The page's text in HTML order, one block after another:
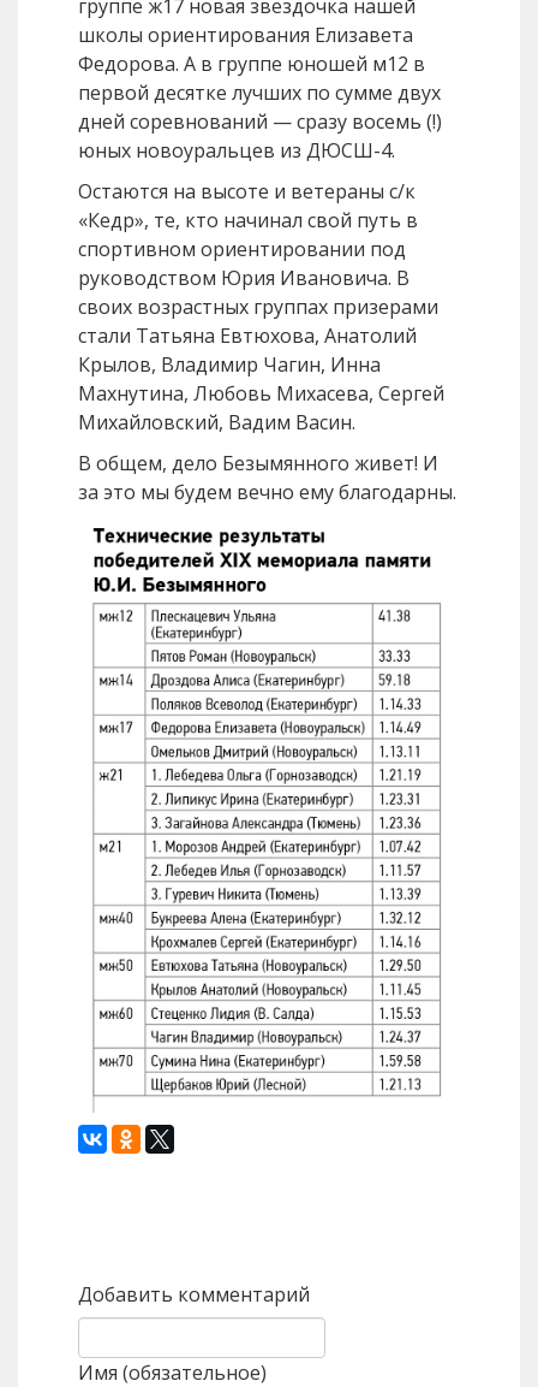
группе ж17 новая звездочка нашей
школы ориентирования Елизавета
Федорова. А в группе юношей м12 в
первой десятке лучших по сумме двух
дней соревнований — сразу восемь (!)
юных новоуральцев из ДЮСШ­-4.
Остаются на высоте и ветераны с/к
«Кедр», те, кто начинал свой путь в
спортивном ориентировании под
руководством Юрия Ивановича. В
своих возрастных группах призерами
стали Татьяна Евтюхова, Анатолий
Крылов, Владимир Чагин, Инна
Махнутина, Любовь Михасева, Сергей
Михайловский, Вадим Васин.
В общем, дело Безымянного живет! И
за это мы будем вечно ему благодарны.
Добавить комментарий
Имя (обязательное)